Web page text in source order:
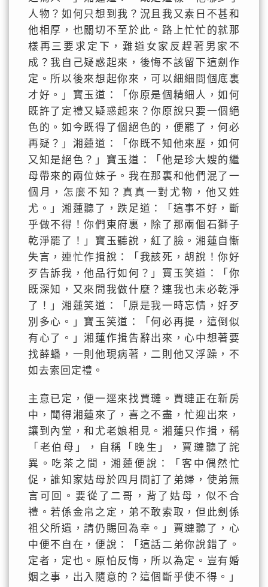
人物？如何只想到我？況且我又素日不甚和
他相厚，也關切不至於此。路上忙忙的就那
樣再三要求定下，難道女家反趕著男家不
成？我自己疑惑起來，後悔不該留下這劍作
定。所以後來想起你來，可以細細問個底裏
才好。」寶玉道：「你原是個精細人，如何
既許了定禮又疑惑起來？你原說只要一個絕
色的。如今既得了個絕色的，便罷了，何必
再疑？」湘蓮道：「你既不知他來歷，如何
又知是絕色？」寶玉道：「他是珍大嫂的繼
母帶來的兩位妹子。我在那裏和他們混了一
個月，怎麼不知？真真一對尤物，他又姓
尤。」湘蓮聽了，跌足道：「這事不好，斷
乎做不得！你們東府裏，除了那兩個石獅子
乾淨罷了！」寶玉聽說，紅了臉。湘蓮自慚
失言，連忙作揖說：「我該死，胡說！你好
歹告訴我，他品行如何？」寶玉笑道：「你
既深知，又來問我做什麼？連我也未必乾淨
了！」湘蓮笑道：「原是我一時忘情，好歹
別多心。」寶玉笑道：「何必再提，這倒似
有心了。」湘蓮作揖告辭出來，心中想著要
找薛蟠，一則他現病著，二則他又浮躁，不
如去索回定禮。
主意已定，便一逕來找賈璉。賈璉正在新房
中，聞得湘蓮來了，喜之不盡，忙迎出來，
讓到內堂，和尤老娘相見。湘蓮只作揖，稱
「老伯母」，自稱「晚生」，賈璉聽了詫
異。吃茶之間，湘蓮便說：「客中偶然忙
促，誰知家姑母於四月間訂了弟婦，使弟無
言可回。要從了二哥，背了姑母，似不合
禮。若係金帛之定，弟不敢索取，但此劍係
祖父所遺，請仍賜回為幸。」賈璉聽了，心
中便不自在，便說：「這話二弟你說錯了。
定者，定也。原怕反悔，所以為定。豈有婚
姻之事，出入隨意的？這個斷乎使不得。」